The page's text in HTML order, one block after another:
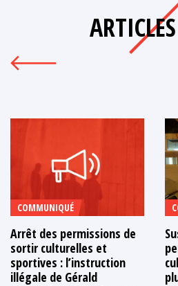
COMMUNIQUÉ
Arrêt des permissions de
sortir culturelles et
sportives : l’instruction
illégale de Gérald